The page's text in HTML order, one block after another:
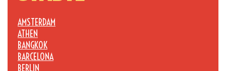
AMSTERDAM
ATHEN
BANGKOK
BARCELONA
BERLIN